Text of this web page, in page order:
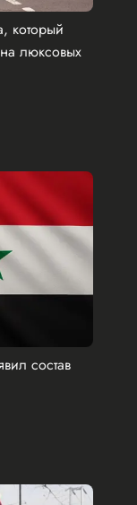
который
люксовых
состав